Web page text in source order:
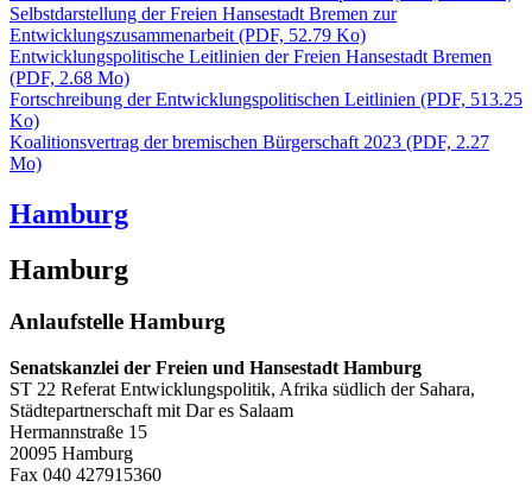
Selbstdarstellung der Freien Hansestadt Bremen zur
Entwicklungszusammenarbeit (PDF, 52.79 Ko)
Entwicklungspolitische Leitlinien der Freien Hansestadt Bremen
(PDF, 2.68 Mo)
Fortschreibung der Entwicklungspolitischen Leitlinien (PDF, 513.25
Ko)
Koalitionsvertrag der bremischen Bürgerschaft 2023 (PDF, 2.27
Mo)
Hamburg
Hamburg
Anlaufstelle Hamburg
Senatskanzlei der Freien und Hansestadt Hamburg
ST 22 Referat Entwicklungspolitik, Afrika südlich der Sahara,
Städtepartnerschaft mit Dar es Salaam
Hermannstraße 15
20095 Hamburg
Fax 040 427915360